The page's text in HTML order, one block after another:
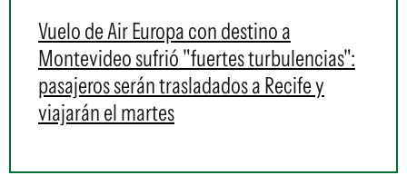
Vuelo de Air Europa con destino a
Montevideo sufrió "fuertes turbulencias":
pasajeros serán trasladados a Recife y
viajarán el martes